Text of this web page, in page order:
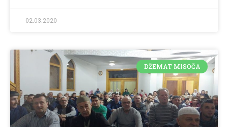
02.03.2020
DŽEMAT MISOČA